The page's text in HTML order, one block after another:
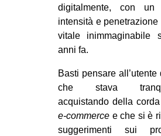
digitalmente, con
intensità e penetrazione
vitale inimmaginabile
anni fa.
Basti pensare all’utente
che stava
acquistando della
e-commerce e che si è
suggerimenti sui